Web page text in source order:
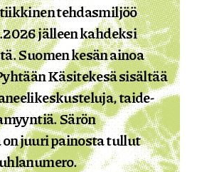
tehdasmiljöö
jälleen kahdeksi
Suomen kesän ainoa
Käsitekesä sisältää
taide-
Särön
juuri painosta tullut